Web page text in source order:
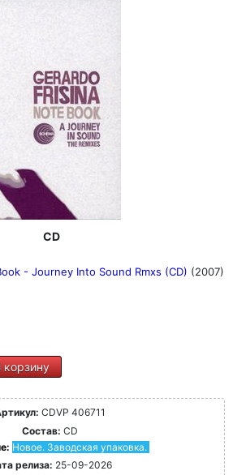
CD
- Journey Into Sound Rmxs (CD) (2007)
корзину
CDVP 406711
Состав: CD
Новое. Заводская упаковка.
релиза: 25-09-2026